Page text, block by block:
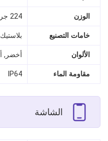
الوزن 224 جرام
خامات التصنيع بلاستيك
الألوان أخضر,
مقاومة الماء IP64
الشاشة